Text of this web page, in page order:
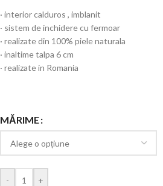
· interior calduros , imblanit
· sistem de inchidere cu fermoar
· realizate din 100% piele naturala
· inaltime talpa 6 cm
· realizate in Romania
MĂRIME
- +